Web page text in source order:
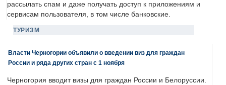
рассылать спам и даже получать доступ к приложениям и
сервисам пользователя, в том числе банковские.
ТУРИЗМ
Власти Черногории объявили о введении виз для граждан
России и ряда других стран с 1 ноября
Черногория вводит визы для граждан России и Белоруссии.